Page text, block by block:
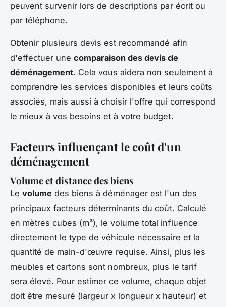
peuvent survenir lors de descriptions par écrit ou
par téléphone.
Obtenir plusieurs devis est recommandé afin
d'effectuer une comparaison des devis de
déménagement. Cela vous aidera non seulement à
comprendre les services disponibles et leurs coûts
associés, mais aussi à choisir l'offre qui correspond
le mieux à vos besoins et à votre budget.
Facteurs influençant le coût d'un
déménagement
Volume et distance des biens
Le volume des biens à déménager est l'un des
principaux facteurs déterminants du coût. Calculé
en mètres cubes (m³), le volume total influence
directement le type de véhicule nécessaire et la
quantité de main-d'œuvre requise. Ainsi, plus les
meubles et cartons sont nombreux, plus le tarif
sera élevé. Pour estimer ce volume, chaque objet
doit être mesuré (largeur x longueur x hauteur) et